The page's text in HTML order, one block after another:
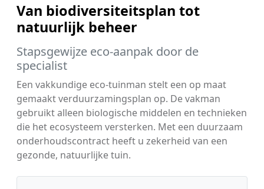
Van biodiversiteitsplan tot
natuurlijk beheer
Stapsgewijze eco-aanpak door de
specialist
Een vakkundige eco-tuinman stelt een op maat
gemaakt verduurzamingsplan op. De vakman
gebruikt alleen biologische middelen en technieken
die het ecosysteem versterken. Met een duurzaam
onderhoudscontract heeft u zekerheid van een
gezonde, natuurlijke tuin.